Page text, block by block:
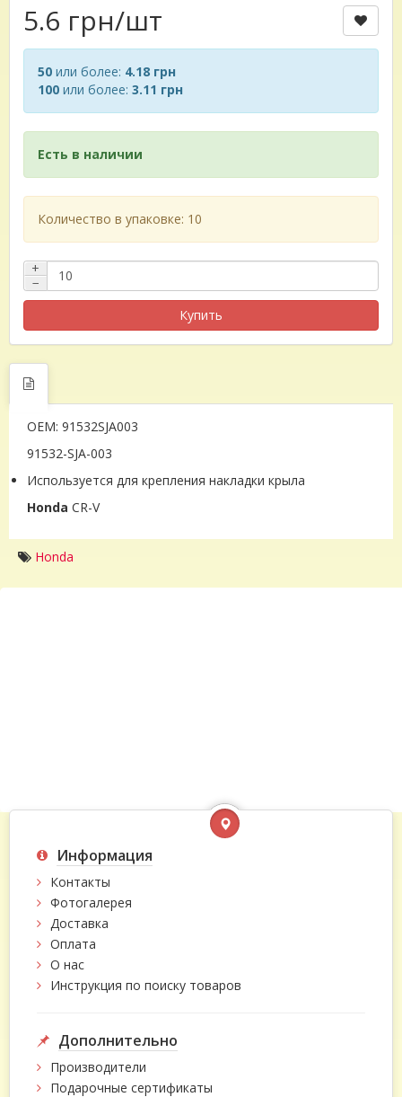
5.6 грн/шт
50 или более: 4.18 грн
100 или более: 3.11 грн
Есть в наличии
Количество в упаковке: 10
+
−
Купить
OEM: 91532SJA003
91532-SJA-003
Используется для крепления накладки крыла
Honda CR-V
Honda
Информация
Контакты
Фотогалерея
Доставка
Оплата
О нас
Инструкция по поиску товаров
Дополнительно
Производители
Подарочные сертификаты